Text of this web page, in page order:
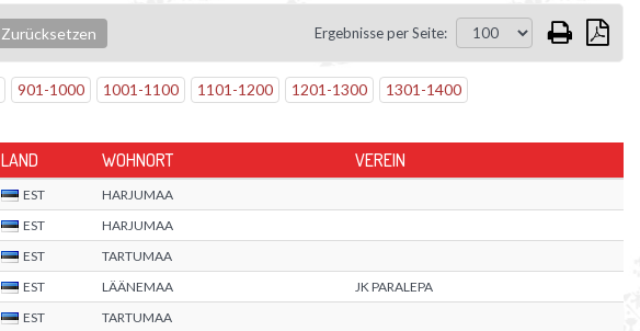
Zurücksetzen Ergebnisse per Seite:
901 -1000 1001 -1100 1101 -1200 1201 -1300 1301 -1400
LAND WOHNORT VEREIN
EST
HARJUMAA
EST
HARJUMAA
EST
TARTUMAA
EST LÄÄNEMAA
JK PARALEPA
EST
TARTUMAA